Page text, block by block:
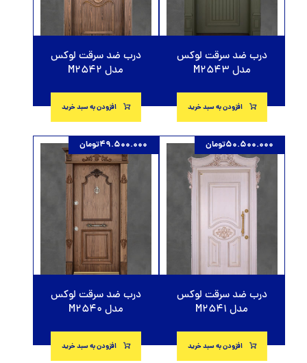
درب ضد سرقت لوکس
مدل M2543
افزودن به سبد خرید
درب ضد سرقت لوکس
مدل M2542
افزودن به سبد خرید
درب ضد سرقت لوکس
مدل M2541
50.500.000تومان
افزودن به سبد خرید
درب ضد سرقت لوکس
مدل M2540
49.500.000تومان
افزودن به سبد خرید